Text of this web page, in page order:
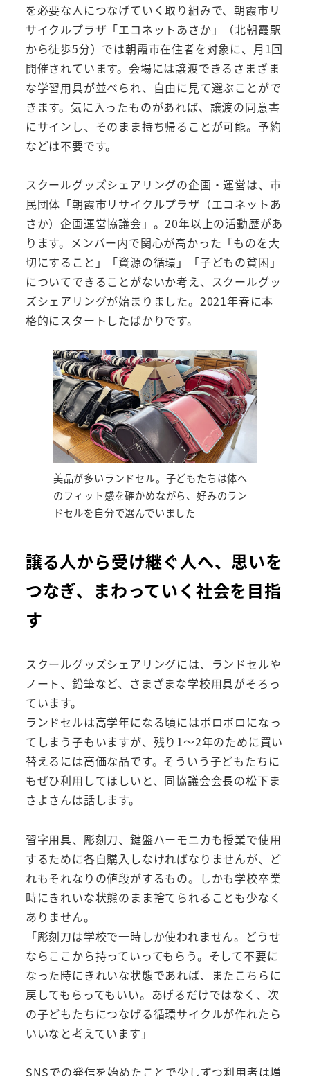
を必要な人につなげていく取り組みで、朝霞市リ
サイクルプラザ「エコネットあさか」（北朝霞駅
から徒歩5分）では朝霞市在住者を対象に、月1回
開催されています。会場には譲渡できるさまざま
な学習用具が並べられ、自由に見て選ぶことがで
きます。気に入ったものがあれば、譲渡の同意書
にサインし、そのまま持ち帰ることが可能。予約
などは不要です。
スクールグッズシェアリングの企画・運営は、市
民団体「朝霞市リサイクルプラザ（エコネットあ
さか）企画運営協議会」。20年以上の活動歴があ
ります。メンバー内で関心が高かった「ものを大
切にすること」「資源の循環」「子どもの貧困」
についてできることがないか考え、スクールグッ
ズシェアリングが始まりました。2021年春に本
格的にスタートしたばかりです。
美品が多いランドセル。子どもたちは体へ
のフィット感を確かめながら、好みのラン
ドセルを自分で選んでいました
譲る人から受け継ぐ人へ、思いを
つなぎ、まわっていく社会を目指
す
スクールグッズシェアリングには、ランドセルや
ノート、鉛筆など、さまざまな学校用具がそろっ
ています。
ランドセルは高学年になる頃にはボロボロになっ
てしまう子もいますが、残り1～2年のために買い
替えるには高価な品です。そういう子どもたちに
もぜひ利用してほしいと、同協議会会長の松下ま
さよさんは話します。
習字用具、彫刻刀、鍵盤ハーモニカも授業で使用
するために各自購入しなければなりませんが、ど
れもそれなりの値段がするもの。しかも学校卒業
時にきれいな状態のまま捨てられることも少なく
ありません。
「彫刻刀は学校で一時しか使われません。どうせ
ならここから持っていってもらう。そして不要に
なった時にきれいな状態であれば、またこちらに
戻してもらってもいい。あげるだけではなく、次
の子どもたちにつなげる循環サイクルが作れたら
いいなと考えています」
SNSでの発信を始めたことで少しずつ利用者は増